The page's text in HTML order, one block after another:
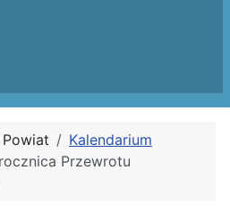
Powiat
Kalendarium
Przewrotu